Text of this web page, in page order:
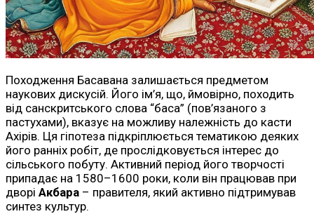
Походження Басавана залишається предметом
наукових дискусій. Його ім’я, що, ймовірно, походить
від санскритського слова “баса” (пов’язаного з
пастухами), вказує на можливу належність до касти
Ахірів. Ця гіпотеза підкріплюється тематикою деяких
його ранніх робіт, де прослідковується інтерес до
сільського побуту. Активний період його творчості
припадає на 1580–1600 роки, коли він працював при
дворі Акбара – правителя, який активно підтримував
синтез культур.